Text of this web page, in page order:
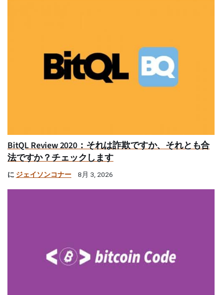
BitQL Review 2020：それは詐欺ですか、それとも合
法ですか？チェックします
に ジェイソンコナー 8月 3, 2026